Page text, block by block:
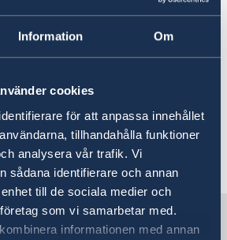
Information Om
cookies
för att anpassa innehållet
tillhandahålla funktioner
analysera vår trafik. Vi
sådana identifierare och annan
till de sociala medier och
som vi samarbetar med.
informationen med annan
i Zambia
identitetskort den 1 januari
och katastrofer
myndigheter vid frågor som
uppehållstillstånd.
17 juli 2026, 12.06